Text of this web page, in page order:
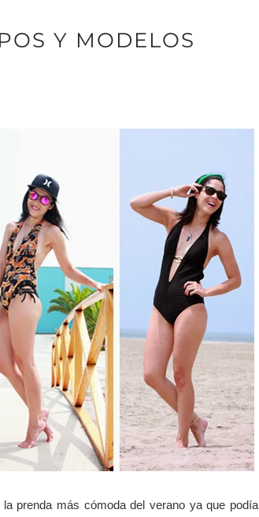
Y MODELOS
prenda más cómoda del verano ya que podía